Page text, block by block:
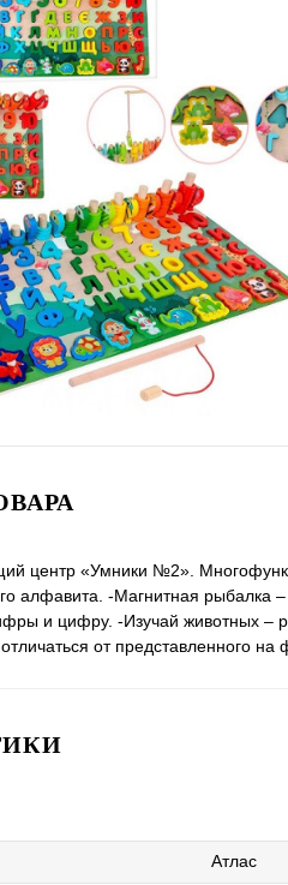
центр «Умники №2».
алфавита. -Магнитная
и цифру. -Изучай животных –
от представленного
Атлас